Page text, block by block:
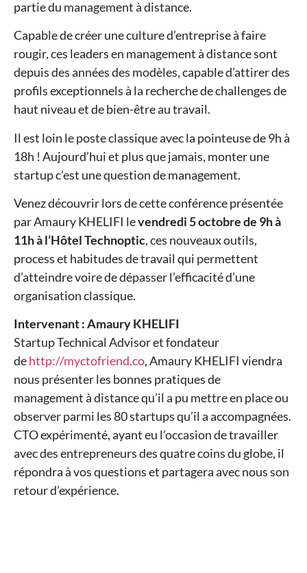
partie du management à distance.
Capable de créer une culture d’entreprise à faire
rougir, ces leaders en management à distance sont
depuis des années des modèles, capable d’attirer des
profils exceptionnels à la recherche de challenges de
haut niveau et de bien-être au travail.
Il est loin le poste classique avec la pointeuse de 9h à
18h ! Aujourd’hui et plus que jamais, monter une
startup c’est une question de management.
Venez découvrir lors de cette conférence présentée
par Amaury KHELIFI levendredi 5 octobre de 9h à
11h à l’Hôtel Technoptic, ces nouveaux outils,
process et habitudes de travail qui permettent
d’atteindre voire de dépasser l’efficacité d’une
organisation classique.
Intervenant : Amaury KHELIFI
Startup Technical Advisor et fondateur
dehttp://myctofriend.co, Amaury KHELIFI viendra
nous présenter les bonnes pratiques de
management à distance qu’il a pu mettre en place ou
observer parmi les 80 startups qu’il a accompagnées.
CTO expérimenté, ayant eu l’occasion de travailler
avec des entrepreneurs des quatre coins du globe, il
répondra à vos questions et partagera avec nous son
retour d’expérience.